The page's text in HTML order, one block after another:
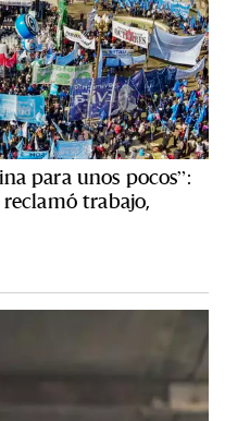
para unos pocos”:
trabajo,